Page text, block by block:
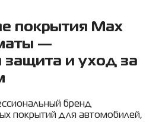
покрытия Max
—
защита и уход за
бренд
покрытий для автомобилей,